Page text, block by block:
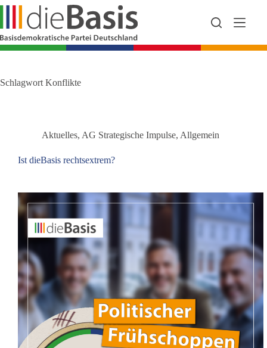
Zum
springen
Schlagwort Konflikte
Aktuelles, AG Strategische Impulse, Allgemein
Ist dieBasis rechtsextrem?